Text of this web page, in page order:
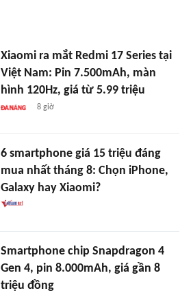
Xiaomi ra mắt Redmi 17 Series tại
Việt Nam: Pin 7.500mAh, màn
hình 120Hz, giá từ 5.99 triệu
8 giờ
6 smartphone giá 15 triệu đáng
mua nhất tháng 8: Chọn iPhone,
Galaxy hay Xiaomi?
Smartphone chip Snapdragon 4
Gen 4, pin 8.000mAh, giá gần 8
triệu đồng